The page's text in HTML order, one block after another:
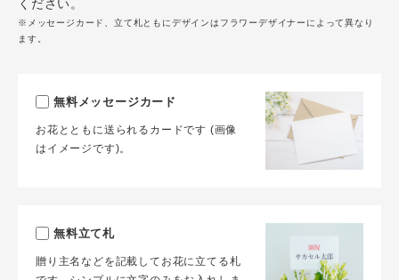
ください。
※メッセージカード、立て札ともにデザインはフラワーデザイナーによって異なり
ます。
無料メッセージカード
お花とともに送られるカードです (画像
はイメージです)。
無料立て札
贈り主名などを記載してお花に立てる札